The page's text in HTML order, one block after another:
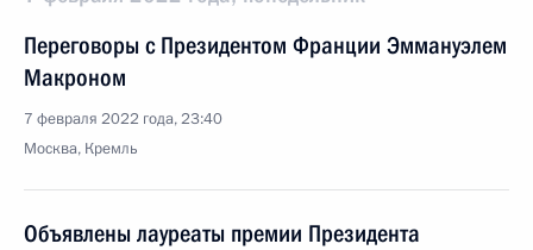
Переговоры с Президентом Франции Эммануэлем
Макроном
7 февраля 2022 года, 23:40
Москва, Кремль
Объявлены лауреаты премии Президента